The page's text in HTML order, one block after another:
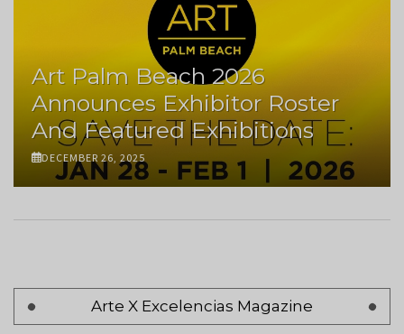
Art Palm Beach 2026
Announces Exhibitor Roster
And Featured Exhibitions
DECEMBER 26, 2025
Arte X Excelencias Magazine
Pagination